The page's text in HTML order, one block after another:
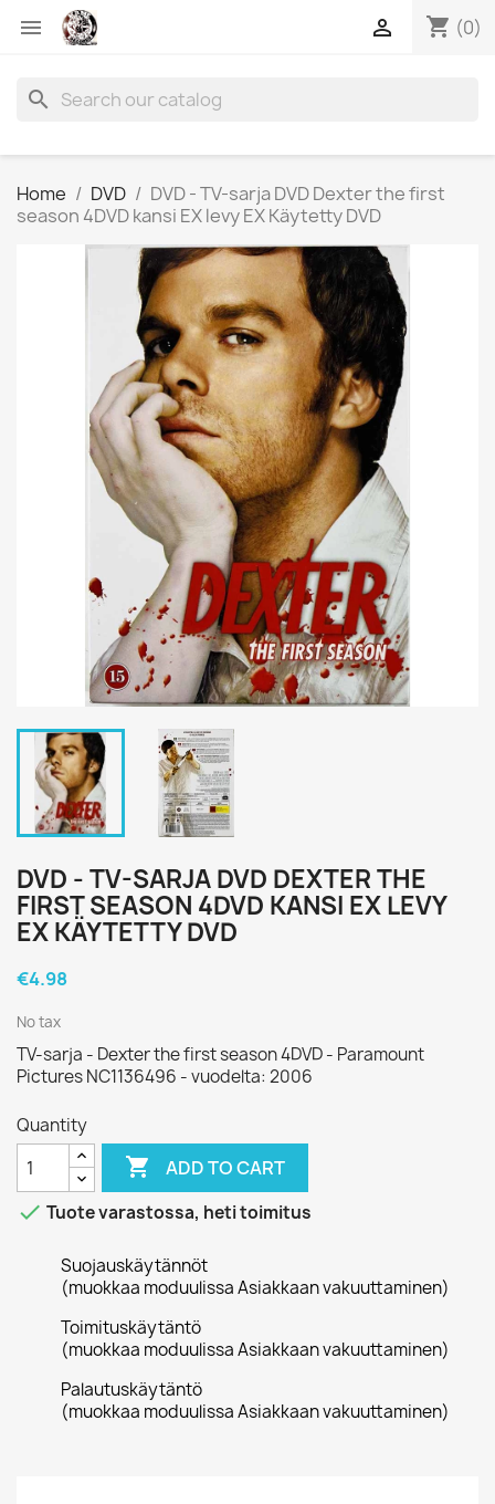
 shopping_cart (0)

search
Home DVD
DVD - TV-sarja DVD Dexter the first
season 4DVD kansi EX levy EX Käytetty DVD
DVD - TV-SARJA DVD DEXTER THE
FIRST SEASON 4DVD KANSI EX LEVY
EX KÄYTETTY DVD
€4.98
No tax
TV-sarja - Dexter the first season 4DVD - Paramount
Pictures NC1136496 - vuodelta: 2006
Quantity
 ADD TO CART
 Tuote varastossa, heti toimitus
Suojauskäytännöt
(muokkaa moduulissa Asiakkaan vakuuttaminen)
Toimituskäytäntö
(muokkaa moduulissa Asiakkaan vakuuttaminen)
Palautuskäytäntö
(muokkaa moduulissa Asiakkaan vakuuttaminen)